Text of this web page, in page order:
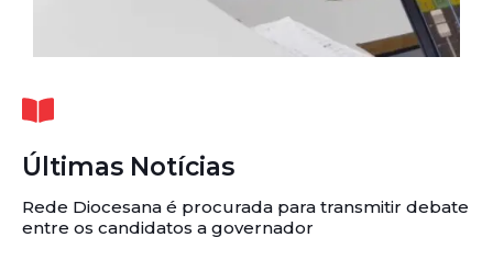
Últimas Notícias
Rede Diocesana é procurada para transmitir debate
entre os candidatos a governador